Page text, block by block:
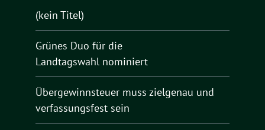
(kein Titel)
Grünes Duo für die
Landtagswahl nominiert
Übergewinnsteuer muss zielgenau und
verfassungsfest sein